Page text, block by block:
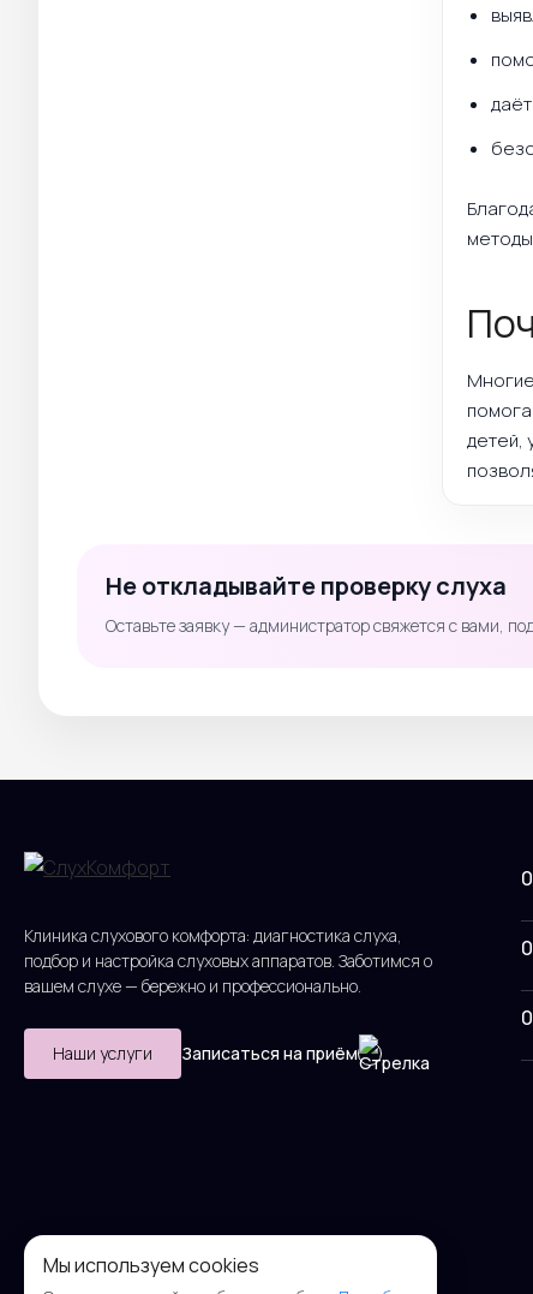
детей,
Не откладывайте проверку слуха
Оставьте заявку — администратор свяжется с вами,
Клиника слухового комфорта: диагностика слуха,
подбор и настройка слуховых аппаратов. Заботимся о
вашем слухе — бережно и профессионально.
Наши услуги Записаться на приём
Мы используем cookies